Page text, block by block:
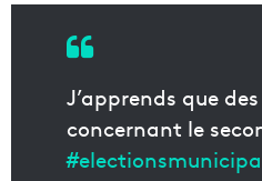
J’apprends que
concernant le